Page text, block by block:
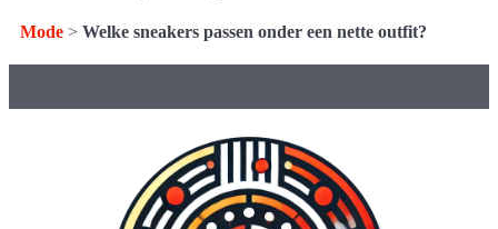
Mode > Welke sneakers passen onder een nette outfit?